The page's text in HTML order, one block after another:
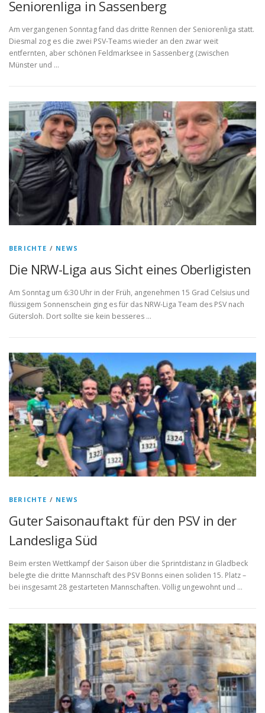
Seniorenliga in Sassenberg
Am vergangenen Sonntag fand das dritte Rennen der Seniorenliga statt.
Diesmal zog es die zwei PSV-Teams wieder an den zwar weit
entfernten, aber schönen Feldmarksee in Sassenberg (zwischen
Münster und …
BERICHTE / NEWS
Die NRW-Liga aus Sicht eines Oberligisten
Am Sonntag um 6:30 Uhr in der Früh, angenehmen 15 Grad Celsius und
flüssigem Sonnenschein ging es für das NRW-Liga Team des PSV nach
Gütersloh. Dort sollte sie kein besseres …
BERICHTE / NEWS
Guter Saisonauftakt für den PSV in der
Landesliga Süd
Beim ersten Wettkampf der Saison über die Sprintdistanz in Gladbeck
belegte die dritte Mannschaft des PSV Bonns einen soliden 15. Platz –
bei insgesamt 28 gestarteten Mannschaften. Völlig ungewohnt und …